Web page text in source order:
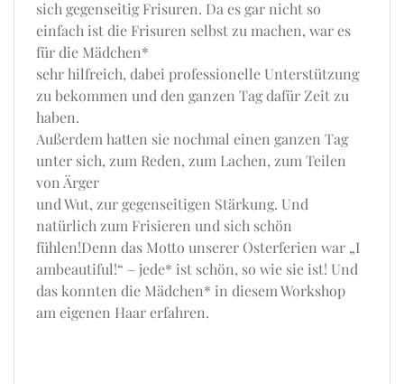
sich gegenseitig Frisuren. Da es gar nicht so
einfach ist die Frisuren selbst zu machen, war es
für die Mädchen*
sehr hilfreich, dabei professionelle Unterstützung
zu bekommen und den ganzen Tag dafür Zeit zu
haben.
Außerdem hatten sie nochmal einen ganzen Tag
unter sich, zum Reden, zum Lachen, zum Teilen
von Ärger
und Wut, zur gegenseitigen Stärkung. Und
natürlich zum Frisieren und sich schön
fühlen!Denn das Motto unserer Osterferien war „I
ambeautiful!“ – jede* ist schön, so wie sie ist! Und
das konnten die Mädchen* in diesem Workshop
am eigenen Haar erfahren.